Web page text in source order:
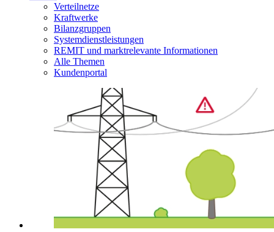
Verteilnetze
Kraftwerke
Bilanzgruppen
Systemdienstleistungen
REMIT und marktrelevante Informationen
Alle Themen
Kundenportal